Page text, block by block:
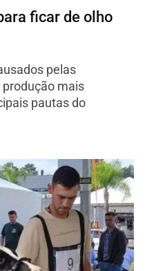
ficar de olho
pelas
mais
pautas do